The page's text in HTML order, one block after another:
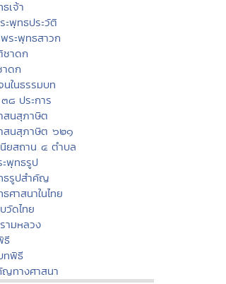
เจ้า
พุทธประวัติ
ระพุทธสาวก
ชาดก
าดก
ในธรรมบท
๘ ประการ
สนสุภาษิต
สนสุภาษิต ๖๒๑
ยสถาน ๔ ตำบล
พุทธรูป
ธรูปสำคัญ
ศาสนาในไทย
วัดไทย
ามหลวง
ธี
ทพิธี
ทางศาสนา